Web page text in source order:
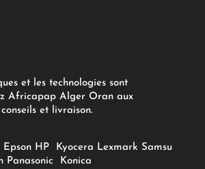
et les technologies sont
Africapap Alger Oran aux
et livraison.
Epson HP Kyocera Lexmark Samsu
Panasonic
Konica